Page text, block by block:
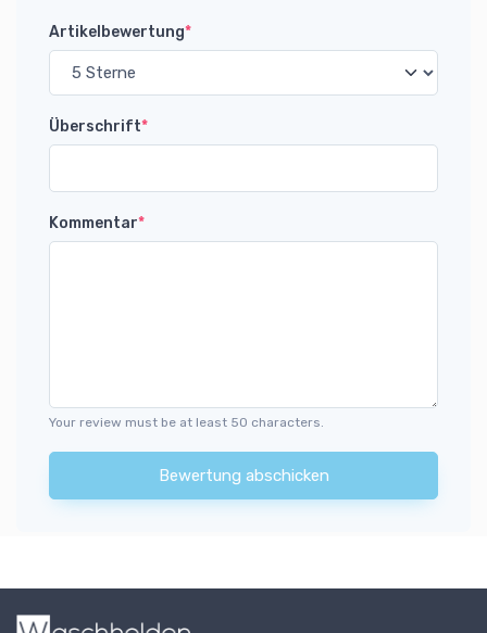
Artikelbewertung*
Überschrift*
Kommentar*
Your review must be at least 50 characters.
Bewertung abschicken